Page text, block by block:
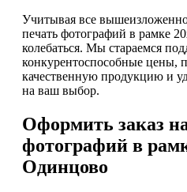
Учитывая все
печать фотографий в рамке
колебаться. Мы стараемся
конкурентоспособные цены,
качественную продукцию и
на ваш выбор.
Оформить заказ
фотографий в
Одинцово